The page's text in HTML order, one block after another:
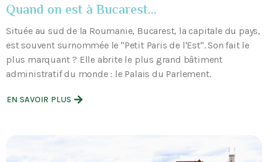
Quand on est à Bucarest...
Située au sud de la Roumanie, Bucarest, la capitale du pays,
est souvent surnommée le "Petit Paris de l'Est". Son fait le
plus marquant ? Elle abrite le plus grand bâtiment
administratif du monde : le Palais du Parlement.
EN SAVOIR PLUS